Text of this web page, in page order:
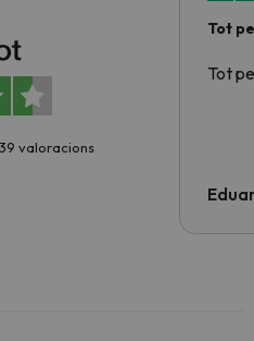
valoracions
Tot
Tot